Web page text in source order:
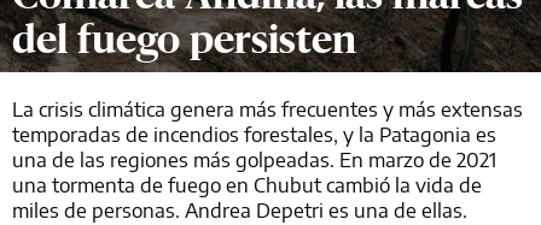
del fuego persisten
La crisis climática genera más frecuentes y más extensas
temporadas de incendios forestales, y la Patagonia es
una de las regiones más golpeadas. En marzo de 2021
una tormenta de fuego en Chubut cambió la vida de
miles de personas. Andrea Depetri es una de ellas.